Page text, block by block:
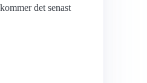
det senast